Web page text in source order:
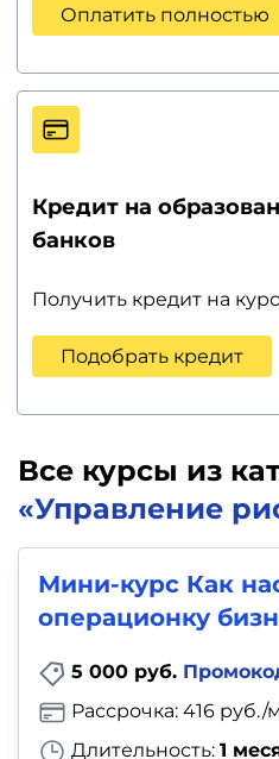
Оплатить полностью
Кредит на
банков
Получить кредит на
Подобрать кредит
Все курсы из
«Управление
Мини-курс Как
операционку
5 000 руб.
Длительность: 1
Рассрочка: 416 руб./